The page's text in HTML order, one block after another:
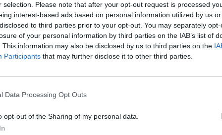
selection. Please note that after your opt-out request is processed
interest-based ads based on personal information utilized by us
to third parties prior to your opt-out. You may separately
of your personal information by third parties on the IAB’s list of
This information may also be disclosed by us to third parties on the
Participants that may further disclose it to other third parties.
Data Processing Opt Outs
opt-out of the Sharing of my personal data.
που λόγω σπουδών αγωνίζεται τα
διακρίθηκε και στο Ευρωπαϊκό
της Ιταλίας (17-23 Απριλίου),
κατηγορία Τουλ Ανδρών 3 Νταν και
Power test (Δύναμης).
για την κατάκτηση από την Ελλάδα της
ITF, αποτυπώνεται με την συνεχή
το 2016 ως σήμερα, με τα μετάλλια και